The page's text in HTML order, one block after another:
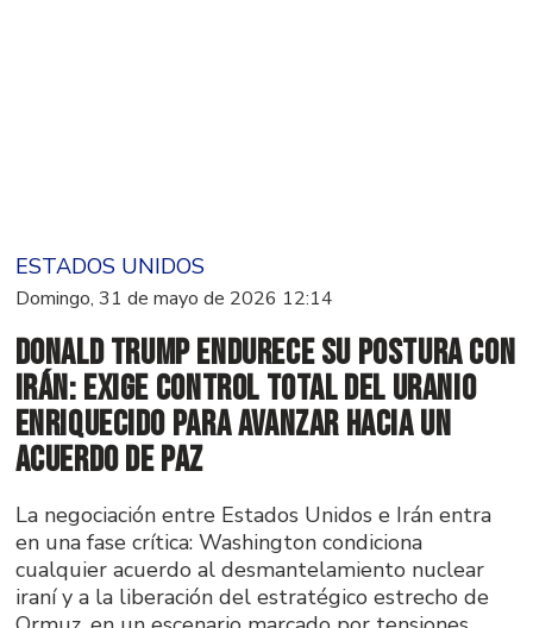
ESTADOS UNIDOS
Domingo, 31 de mayo de 2026 12:14
Donald Trump endurece su postura con
Irán: exige control total del uranio
enriquecido para avanzar hacia un
acuerdo de paz
La negociación entre Estados Unidos e Irán entra
en una fase crítica: Washington condiciona
cualquier acuerdo al desmantelamiento nuclear
iraní y a la liberación del estratégico estrecho de